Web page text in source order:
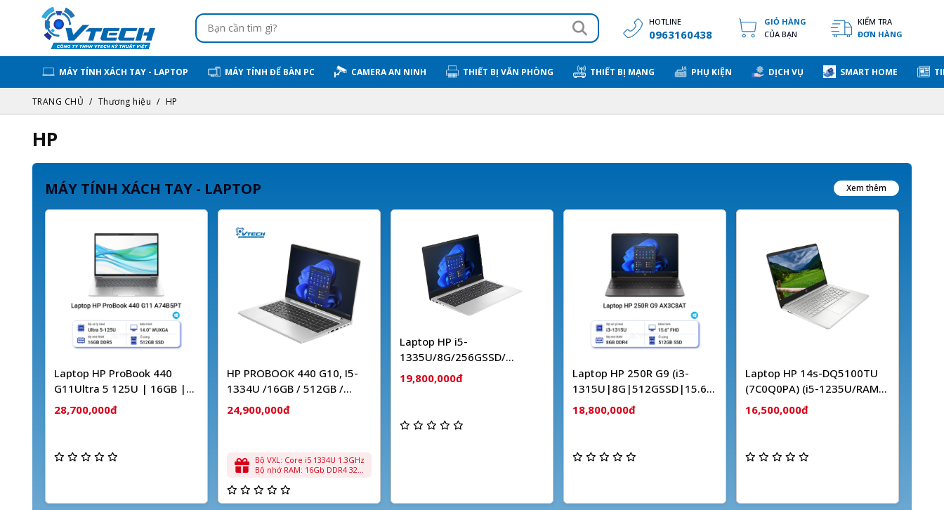
HOTLINE
0963160438
GIỎ HÀNG
CỦA BẠN
KIỂM TRA
ĐƠN HÀNG
MÁY TÍNH XÁCH TAY - LAPTOP MÁY TÍNH ĐỂ BÀN PC CAMERA AN NINH THIẾT BỊ VĂN PHÒNG THIẾT BỊ MẠNG PHỤ KIỆN DỊCH VỤ SMART HOME
TRANG CHỦ Thương hiệu HP
HP
MÁY TÍNH XÁCH TAY - LAPTOP Xem thêm
Laptop HP ProBook 440
G11Ultra 5 125U | 16GB |
512GB | 14 inch WUXGA IPS
| Win 11 | Bạc
28,700,000đ
HP PROBOOK 440 G10, I5-
1334U /16GB / 512GB /
INTEL GRAPHICS/ 14’ FHD
24,900,000đ
Bộ VXL: Core i5 1334U 1.3GHz
Bộ nhớ RAM: 16Gb DDR4 3200
hình: VGA onboard - Intel
Laptop HP i5-
1335U/8G/256GSSD/
14.0FHD/WL/BT/ 3C/W11SL
/BẠC 9H2E1PT
19,800,000đ
Laptop HP 250R G9 (i3-
1315U|8G|512GSSD|15.6inch
FHD|FP|WL|BT|3C|W11SL)
18,800,000đ
Laptop HP 14s-DQ5100TU
(7C0Q0PA) (i5-1235U/RAM
8GB/Ổ cứng 256GB
SSD/Màn hình 14" Full HD
16,500,000đ